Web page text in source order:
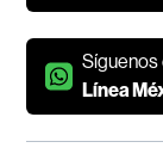
Síguenos
Línea